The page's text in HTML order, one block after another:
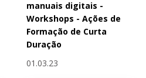
manuais digitais -
Workshops - Ações de
Formação de Curta
Duração
01.03.23